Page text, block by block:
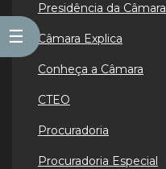
☰
Presidência da Câmara
Câmara Explica
Conheça a Câmara
CTEO
Procuradoria
Procuradoria Especial